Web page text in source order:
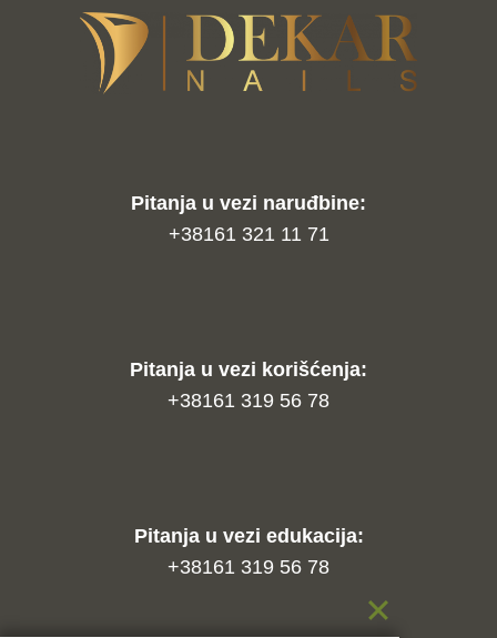
Pitanja u vezi naruđbine:
+38161 321 11 71
Pitanja u vezi korišćenja:
+38161 319 56 78
Pitanja u vezi edukacija:
+38161 319 56 78